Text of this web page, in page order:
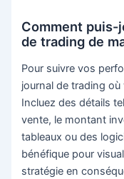
Comment puis-
de trading de
Pour suivre vos
journal de trading
Incluez des détails
vente, le montant
tableaux ou des
bénéfique pour
stratégie en